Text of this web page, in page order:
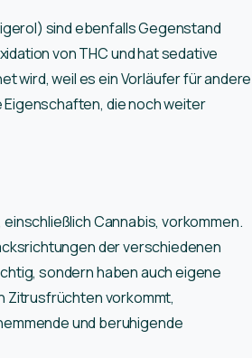
sind ebenfalls Gegenstand
von THC und hat sedative
wird, weil es ein Vorläufer für andere
die noch weiter
Cannabis, vorkommen.
der verschiedenen
sondern haben auch eigene
Zitrusfrüchten vorkommt,
und beruhigende